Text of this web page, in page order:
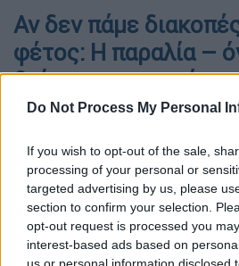
Do Not Process My Personal
If you wish to opt-out of the sale,
processing of your personal or
targeted advertising by us, please
section to confirm your selection.
opt-out request is processed you
interest-based ads based on
us or personal information disclosed
Αν δεν πάμε
φέτος: Η παραλία –
βρίσκεται μια
(pics)
φέτος λόγω κορωνοϊού και
πειράζει καθόλου...